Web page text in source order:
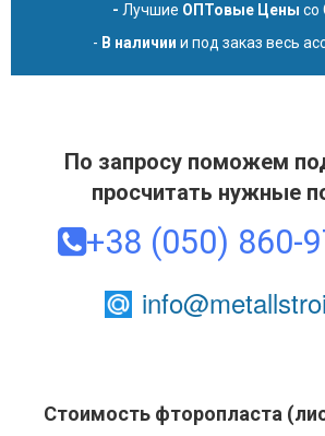
- Лучшие ОПТовые Цены со
- В наличии и под заказ весь
По запросу поможем
просчитать нужные
+38 (050) 860-
Стоимость фторопласта